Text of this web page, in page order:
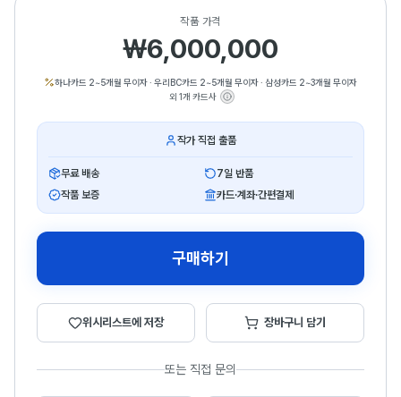
작품 가격
₩6,000,000
하나카드 2~5개월 무이자· 우리BC카드 2~5개월 무이자· 삼성카드 2~3개월 무이자
외 1개 카드사
작가 직접 출품
무료 배송
7일 반품
작품 보증
카드·계좌·간편결제
구매하기
위시리스트에 저장 장바구니 담기
또는 직접 문의